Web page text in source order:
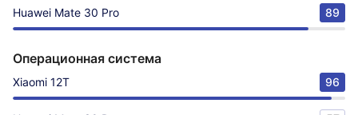
Huawei Mate 30 Pro 89
Операционная система
Xiaomi 12T 96